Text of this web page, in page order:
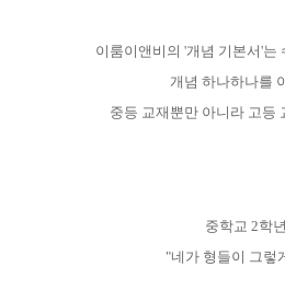
이룸이앤비의 '개념 기본서'는
개념 하나하나를
중등 교재뿐만 아니라 고등
중학교 2학
"네가 형들이 그렇